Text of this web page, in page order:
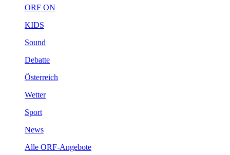
ORFON
KIDS
Sound
Debatte
Österreich
Wetter
Sport
News
AlleORF-Angebote